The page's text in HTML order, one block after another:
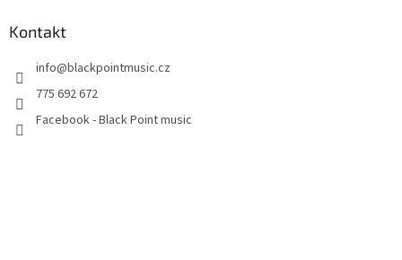
Kontakt
info@blackpointmusic.cz
775 692 672
Facebook - Black Point music